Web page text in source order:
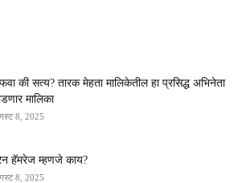
की सत्य? तारक मेहता मालिकेतील हा प्रसिद्ध अभिनेता
मालिका
8, 2025
हॅमरेज म्हणजे काय?
8, 2025